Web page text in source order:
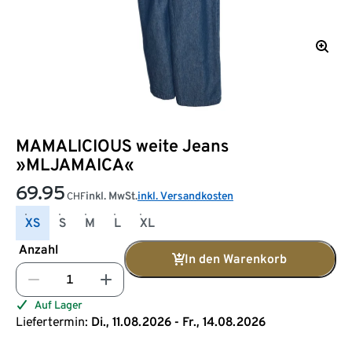
MAMALICIOUS weite Jeans
»MLJAMAICA«
69.95 CHFinkl. MwSt.inkl. Versandkosten
XS S M L
XL
Anzahl
In den Warenkorb
Auf Lager
Liefertermin: Di., 11.08.2026 - Fr., 14.08.2026